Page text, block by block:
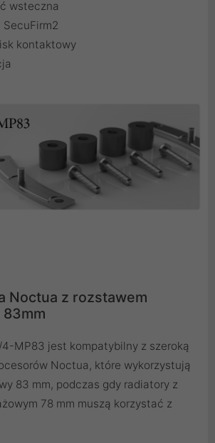
wsteczna
kontaktowy
Noctua z rozstawem
MP83 jest kompatybilny z szeroką
Noctua, które wykorzystują
83 mm, podczas gdy radiatory z
78 mm muszą korzystać z